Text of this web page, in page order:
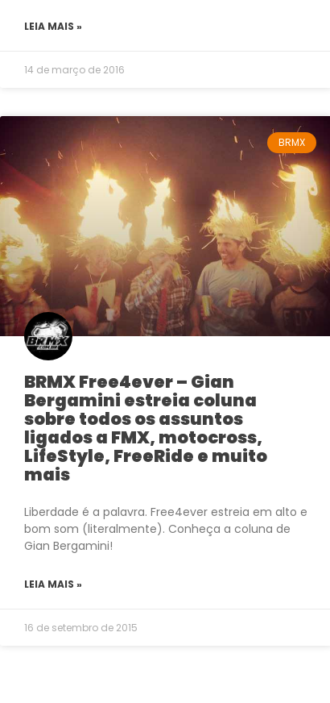
LEIA MAIS »
14 de março de 2016
BRMX
BRMX Free4ever – Gian
Bergamini estreia coluna
sobre todos os assuntos
ligados a FMX, motocross,
LifeStyle, FreeRide e muito
mais
Liberdade é a palavra. Free4ever estreia em alto e
bom som (literalmente). Conheça a coluna de
Gian Bergamini!
LEIA MAIS »
16 de setembro de 2015